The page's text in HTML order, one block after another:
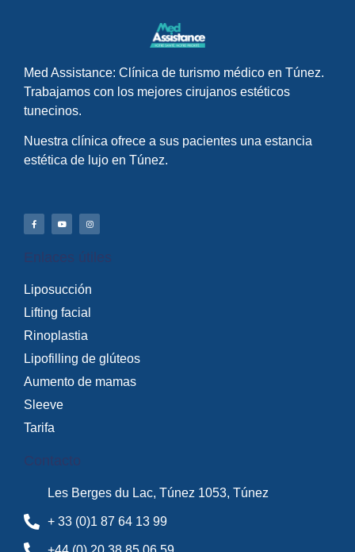
Med Assistance: Clínica de turismo médico en Túnez.
Trabajamos con los mejores cirujanos estéticos
tunecinos.
Nuestra clínica ofrece a sus pacientes una estancia
estética de lujo en Túnez.
Enlaces útiles
Liposucción
Lifting facial
Rinoplastia
Lipofilling de glúteos
Aumento de mamas
Sleeve
Tarifa
Contacto
Les Berges du Lac, Túnez 1053, Túnez
+ 33 (0)1 87 64 13 99